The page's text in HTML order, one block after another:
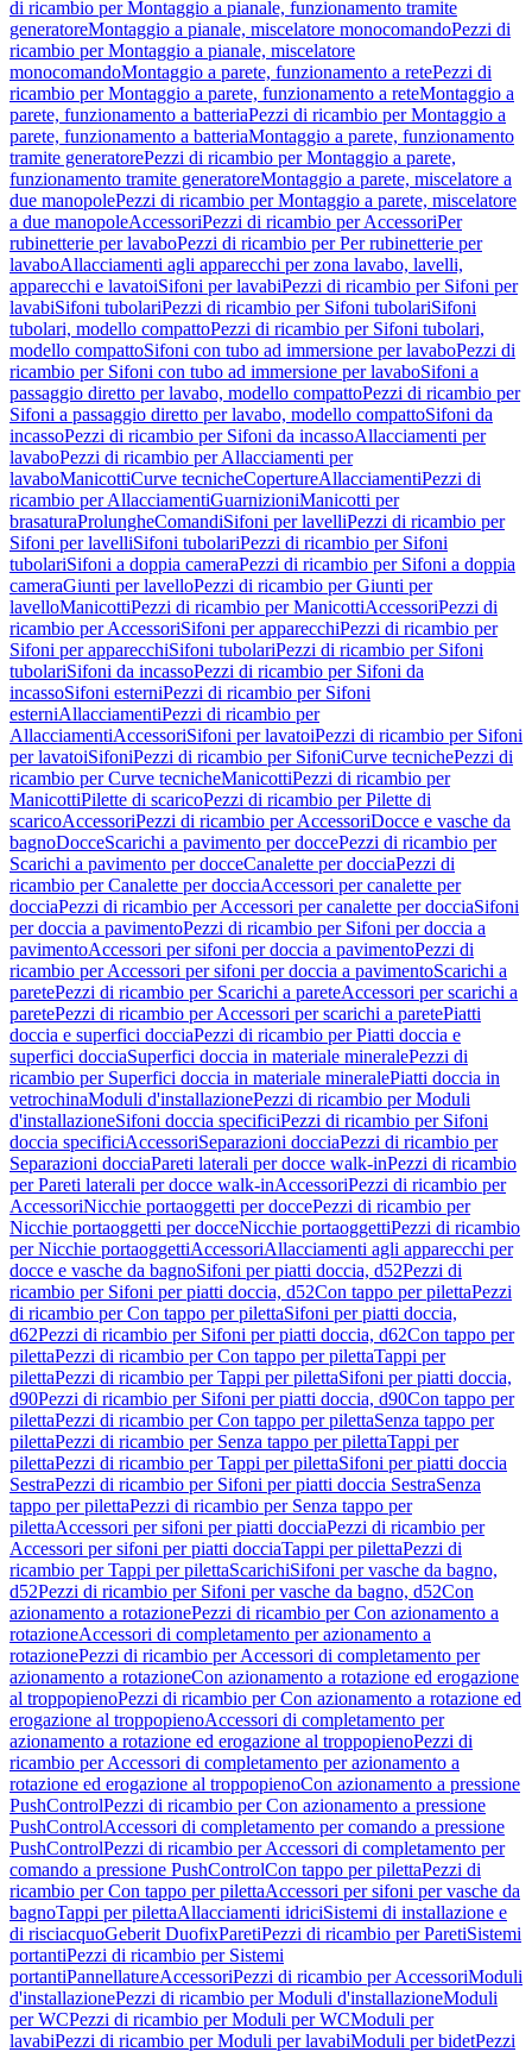
di ricambio per Montaggio a pianale, funzionamento tramite
generatoreMontaggio a pianale, miscelatore monocomandoPezzi di
ricambio per Montaggio a pianale, miscelatore
monocomandoMontaggio a parete, funzionamento a retePezzi di
ricambio per Montaggio a parete, funzionamento a reteMontaggio a
parete, funzionamento a batteriaPezzi di ricambio per Montaggio a
parete, funzionamento a batteriaMontaggio a parete, funzionamento
tramite generatorePezzi di ricambio per Montaggio a parete,
funzionamento tramite generatoreMontaggio a parete, miscelatore a
due manopolePezzi di ricambio per Montaggio a parete, miscelatore
a due manopoleAccessoriPezzi di ricambio per AccessoriPer
rubinetterie per lavaboPezzi di ricambio per Per rubinetterie per
lavaboAllacciamenti agli apparecchi per zona lavabo, lavelli,
apparecchi e lavatoiSifoni per lavabiPezzi di ricambio per Sifoni per
lavabiSifoni tubolariPezzi di ricambio per Sifoni tubolariSifoni
tubolari, modello compattoPezzi di ricambio per Sifoni tubolari,
modello compattoSifoni con tubo ad immersione per lavaboPezzi di
ricambio per Sifoni con tubo ad immersione per lavaboSifoni a
passaggio diretto per lavabo, modello compattoPezzi di ricambio per
Sifoni a passaggio diretto per lavabo, modello compattoSifoni da
incassoPezzi di ricambio per Sifoni da incassoAllacciamenti per
lavaboPezzi di ricambio per Allacciamenti per
lavaboManicottiCurve tecnicheCopertureAllacciamentiPezzi di
ricambio per AllacciamentiGuarnizioniManicotti per
brasaturaProlungheComandiSifoni per lavelliPezzi di ricambio per
Sifoni per lavelliSifoni tubolariPezzi di ricambio per Sifoni
tubolariSifoni a doppia cameraPezzi di ricambio per Sifoni a doppia
cameraGiunti per lavelloPezzi di ricambio per Giunti per
lavelloManicottiPezzi di ricambio per ManicottiAccessoriPezzi di
ricambio per AccessoriSifoni per apparecchiPezzi di ricambio per
Sifoni per apparecchiSifoni tubolariPezzi di ricambio per Sifoni
tubolariSifoni da incassoPezzi di ricambio per Sifoni da
incassoSifoni esterniPezzi di ricambio per Sifoni
esterniAllacciamentiPezzi di ricambio per
AllacciamentiAccessoriSifoni per lavatoiPezzi di ricambio per Sifoni
per lavatoiSifoniPezzi di ricambio per SifoniCurve tecnichePezzi di
ricambio per Curve tecnicheManicottiPezzi di ricambio per
ManicottiPilette di scaricoPezzi di ricambio per Pilette di
scaricoAccessoriPezzi di ricambio per AccessoriDocce e vasche da
bagnoDocceScarichi a pavimento per doccePezzi di ricambio per
Scarichi a pavimento per docceCanalette per docciaPezzi di
ricambio per Canalette per docciaAccessori per canalette per
docciaPezzi di ricambio per Accessori per canalette per docciaSifoni
per doccia a pavimentoPezzi di ricambio per Sifoni per doccia a
pavimentoAccessori per sifoni per doccia a pavimentoPezzi di
ricambio per Accessori per sifoni per doccia a pavimentoScarichi a
paretePezzi di ricambio per Scarichi a pareteAccessori per scarichi a
paretePezzi di ricambio per Accessori per scarichi a paretePiatti
doccia e superfici docciaPezzi di ricambio per Piatti doccia e
superfici docciaSuperfici doccia in materiale mineralePezzi di
ricambio per Superfici doccia in materiale mineralePiatti doccia in
vetrochinaModuli d'installazionePezzi di ricambio per Moduli
d'installazioneSifoni doccia specificiPezzi di ricambio per Sifoni
doccia specificiAccessoriSeparazioni docciaPezzi di ricambio per
Separazioni docciaPareti laterali per docce walk-inPezzi di ricambio
per Pareti laterali per docce walk-inAccessoriPezzi di ricambio per
AccessoriNicchie portaoggetti per doccePezzi di ricambio per
Nicchie portaoggetti per docceNicchie portaoggettiPezzi di ricambio
per Nicchie portaoggettiAccessoriAllacciamenti agli apparecchi per
docce e vasche da bagnoSifoni per piatti doccia, d52Pezzi di
ricambio per Sifoni per piatti doccia, d52Con tappo per pilettaPezzi
di ricambio per Con tappo per pilettaSifoni per piatti doccia,
d62Pezzi di ricambio per Sifoni per piatti doccia, d62Con tappo per
pilettaPezzi di ricambio per Con tappo per pilettaTappi per
pilettaPezzi di ricambio per Tappi per pilettaSifoni per piatti doccia,
d90Pezzi di ricambio per Sifoni per piatti doccia, d90Con tappo per
pilettaPezzi di ricambio per Con tappo per pilettaSenza tappo per
pilettaPezzi di ricambio per Senza tappo per pilettaTappi per
pilettaPezzi di ricambio per Tappi per pilettaSifoni per piatti doccia
SestraPezzi di ricambio per Sifoni per piatti doccia SestraSenza
tappo per pilettaPezzi di ricambio per Senza tappo per
pilettaAccessori per sifoni per piatti docciaPezzi di ricambio per
Accessori per sifoni per piatti docciaTappi per pilettaPezzi di
ricambio per Tappi per pilettaScarichiSifoni per vasche da bagno,
d52Pezzi di ricambio per Sifoni per vasche da bagno, d52Con
azionamento a rotazionePezzi di ricambio per Con azionamento a
rotazioneAccessori di completamento per azionamento a
rotazionePezzi di ricambio per Accessori di completamento per
azionamento a rotazioneCon azionamento a rotazione ed erogazione
al troppopienoPezzi di ricambio per Con azionamento a rotazione ed
erogazione al troppopienoAccessori di completamento per
azionamento a rotazione ed erogazione al troppopienoPezzi di
ricambio per Accessori di completamento per azionamento a
rotazione ed erogazione al troppopienoCon azionamento a pressione
PushControlPezzi di ricambio per Con azionamento a pressione
PushControlAccessori di completamento per comando a pressione
PushControlPezzi di ricambio per Accessori di completamento per
comando a pressione PushControlCon tappo per pilettaPezzi di
ricambio per Con tappo per pilettaAccessori per sifoni per vasche da
bagnoTappi per pilettaAllacciamenti idriciSistemi di installazione e
di risciacquoGeberit DuofixParetiPezzi di ricambio per ParetiSistemi
portantiPezzi di ricambio per Sistemi
portantiPannellatureAccessoriPezzi di ricambio per AccessoriModuli
d'installazionePezzi di ricambio per Moduli d'installazioneModuli
per WCPezzi di ricambio per Moduli per WCModuli per
lavabiPezzi di ricambio per Moduli per lavabiModuli per bidetPezzi